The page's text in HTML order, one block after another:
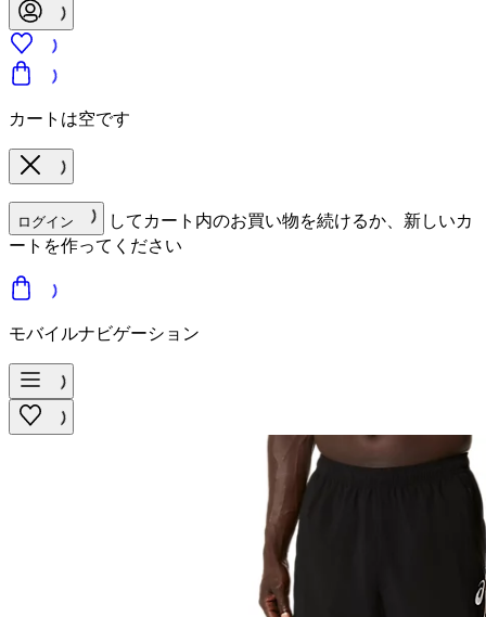
カートは空です
ログイン
してカート内のお買い物を続けるか、新しいカ
ートを作ってください
モバイルナビゲーション